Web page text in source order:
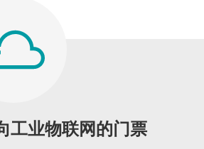
业物联网的门票